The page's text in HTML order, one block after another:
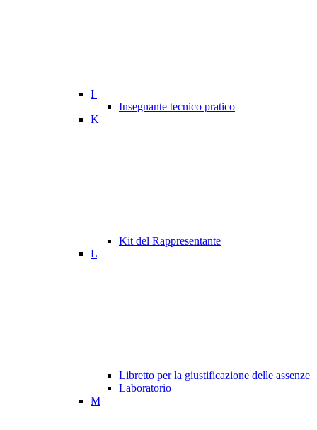
I
Insegnante tecnico pratico
K
Kit del Rappresentante
L
Libretto per la giustificazione delle assenze
Laboratorio
M